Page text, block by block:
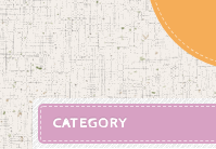
CATEGORY